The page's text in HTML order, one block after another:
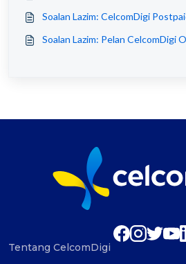
Soalan Lazim: CelcomDigi
Soalan Lazim: Pelan CelcomDigi
Tentang CelcomDigi